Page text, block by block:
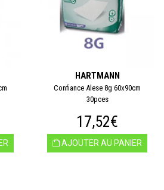
HARTMANN
Confiance Alese 8g 60x90cm
30pces
17,52€
AJOUTER AU PANIER